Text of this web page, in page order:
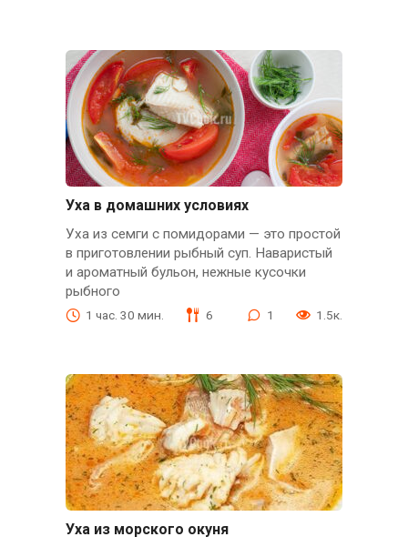
Уха в домашних условиях
Уха из семги с помидорами — это простой
в приготовлении рыбный суп. Наваристый
и ароматный бульон, нежные кусочки
рыбного
1 час. 30 мин. 6 1 1.5к.
Уха из морского окуня